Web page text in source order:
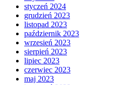
styczeń 2024
grudzień 2023
listopad 2023
październik 2023
wrzesień 2023
sierpień 2023
lipiec 2023
czerwiec 2023
maj 2023